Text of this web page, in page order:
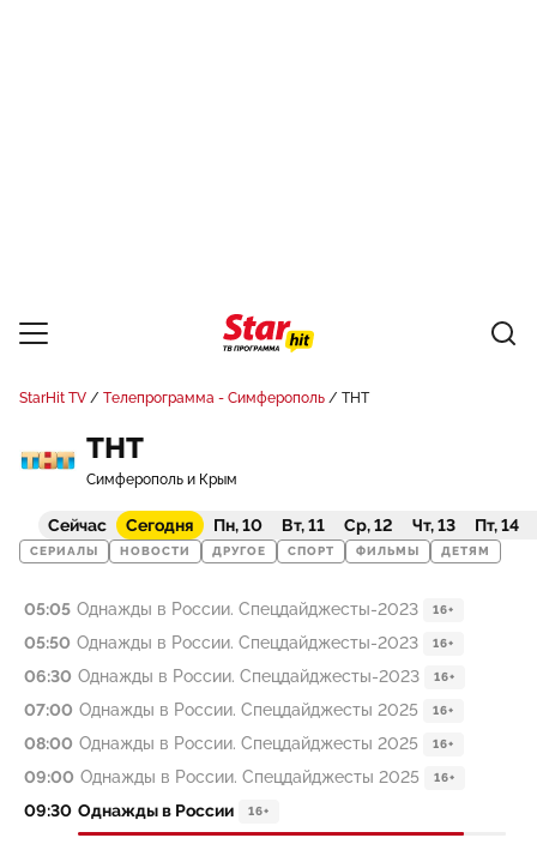
StarHit TV Телепрограмма - Симферополь ТНТ
ТНТ
Симферополь и Крым
Сейчас Сегодня Пн, 10 Вт, 11 Ср, 12 Чт, 13 Пт, 14
СЕРИАЛЫ НОВОСТИ ДРУГОЕ СПОРТ ФИЛЬМЫ ДЕТЯМ
05:05 Однажды в России. Спецдайджесты-2023 16+
05:50 Однажды в России. Спецдайджесты-2023 16+
06:30 Однажды в России. Спецдайджесты-2023 16+
07:00 Однажды в России. Спецдайджесты 2025 16+
08:00 Однажды в России. Спецдайджесты 2025 16+
09:00 Однажды в России. Спецдайджесты 2025 16+
09:30 Однажды в России 16+